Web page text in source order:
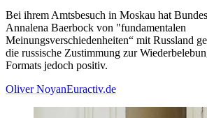
Bei ihrem Amtsbesuch in Moskau hat
Annalena Baerbock von "fundamentalen
Meinungsverschiedenheiten“ mit Russland
die russische Zustimmung zur
Formats jedoch positiv.
Oliver NoyanEuractiv.de